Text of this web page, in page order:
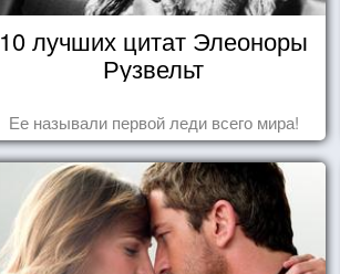
10 лучших цитат Элеоноры
Рузвельт
Ее называли первой леди всего мира!